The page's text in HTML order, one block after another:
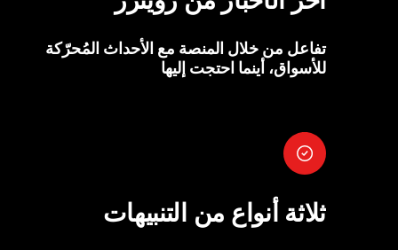
تفاعل من خلال المنصة مع الأحداث المُحرّكة
للأسواق، أينما احتجت إليها
ثلاثة أنواع من التنبيهات